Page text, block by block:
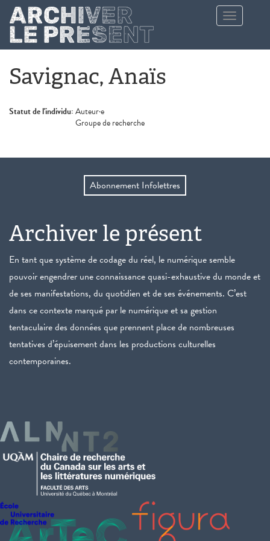
Aller au contenu principal
Toggle
navigation
Savignac, Anaïs
Statut de l'individu:Auteur·e
Groupe de recherche
Abonnement Infolettres
Archiver le présent
En tant que système de codage du réel, le numérique semble
pouvoir engendrer une connaissance quasi-exhaustive du monde et
de ses manifestations, du quotidien et de ses événements. C’est
dans ce contexte marqué par le numérique et sa gestion
tentaculaire des données que prennent place de nombreuses
tentatives d’épuisement dans les productions culturelles
contemporaines.